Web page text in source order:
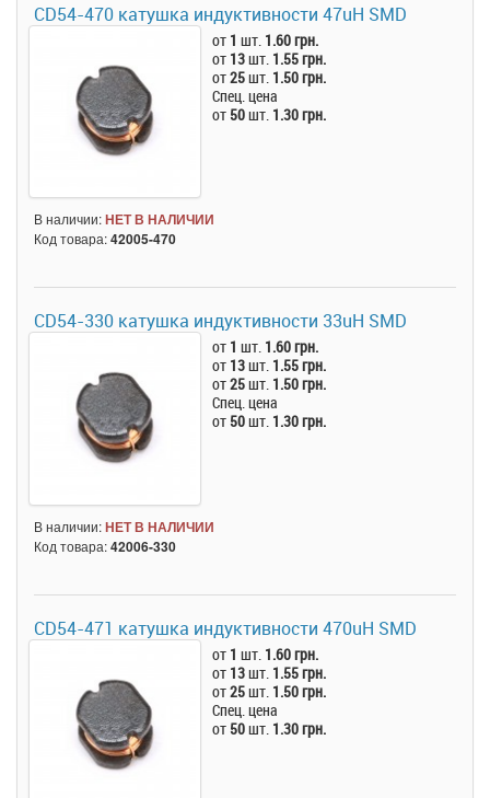
CD54-470 катушка индуктивности 47uH SMD
от 1 шт. 1.60 грн.
от 13шт. 1.55 грн.
от25шт. 1.50 грн.
Спец. цена
от 50шт. 1.30 грн.
В наличии:НЕТ В НАЛИЧИИ
Код товара:42005-470
CD54-330 катушка индуктивности 33uH SMD
от 1 шт. 1.60 грн.
от 13шт. 1.55 грн.
от25шт. 1.50 грн.
Спец. цена
от 50шт. 1.30 грн.
В наличии:НЕТ В НАЛИЧИИ
Код товара:42006-330
CD54-471 катушка индуктивности 470uH SMD
от 1 шт. 1.60 грн.
от 13шт. 1.55 грн.
от25шт. 1.50 грн.
Спец. цена
от 50шт. 1.30 грн.